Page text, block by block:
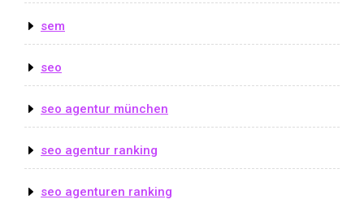
sem
seo
seo agentur münchen
seo agentur ranking
seo agenturen ranking